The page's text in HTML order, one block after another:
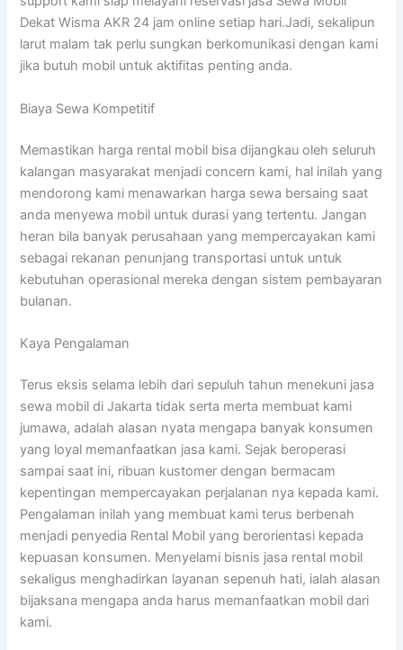
Dekat Wisma AKR 24 jam online setiap hari.Jadi, sekalipun
larut malam tak perlu sungkan berkomunikasi dengan kami
jika butuh mobil untuk aktifitas penting anda.
Biaya Sewa Kompetitif
Memastikan harga rental mobil bisa dijangkau oleh seluruh
kalangan masyarakat menjadi concern kami, hal inilah yang
mendorong kami menawarkan harga sewa bersaing saat
anda menyewa mobil untuk durasi yang tertentu. Jangan
heran bila banyak perusahaan yang mempercayakan kami
sebagai rekanan penunjang transportasi untuk untuk
kebutuhan operasional mereka dengan sistem pembayaran
bulanan.
Kaya Pengalaman
Terus eksis selama lebih dari sepuluh tahun menekuni jasa
sewa mobil di Jakarta tidak serta merta membuat kami
jumawa, adalah alasan nyata mengapa banyak konsumen
yang loyal memanfaatkan jasa kami. Sejak beroperasi
sampai saat ini, ribuan kustomer dengan bermacam
kepentingan mempercayakan perjalanan nya kepada kami.
Pengalaman inilah yang membuat kami terus berbenah
menjadi penyedia Rental Mobil yang berorientasi kepada
kepuasan konsumen. Menyelami bisnis jasa rental mobil
sekaligus menghadirkan layanan sepenuh hati, ialah alasan
bijaksana mengapa anda harus memanfaatkan mobil dari
kami.